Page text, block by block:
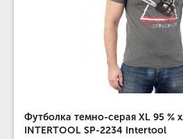
Футболка темно-серая XL 95 %
INTERTOOL SP-2234 Intertool